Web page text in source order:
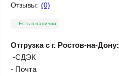
Отзывы: (0)
Есть в наличии
Отгрузка с г. Ростов-на-Дону:
-СДЭК
- Почта